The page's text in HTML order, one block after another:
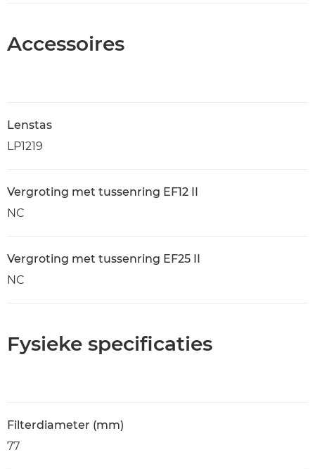
Accessoires
Lenstas
LP1219
Vergroting met tussenring EF12 II
NC
Vergroting met tussenring EF25 II
NC
Fysieke specificaties
Filterdiameter (mm)
77